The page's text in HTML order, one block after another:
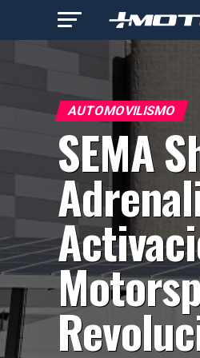
AUTOMOVILISMO
SEMA